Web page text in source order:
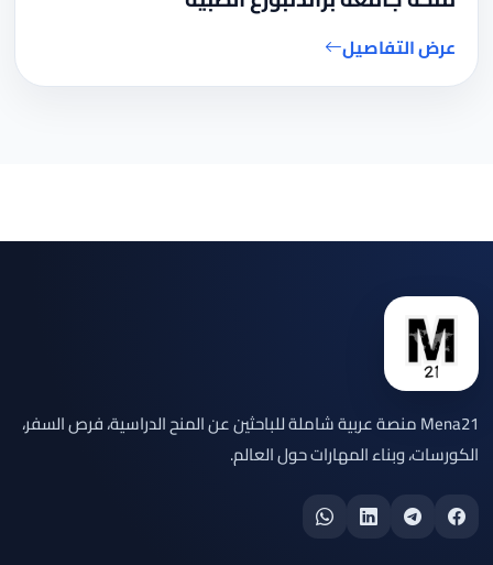
عرض التفاصيل
Mena21 منصة عربية شاملة للباحثين عن المنح الدراسية، فرص السفر،
الكورسات، وبناء المهارات حول العالم.